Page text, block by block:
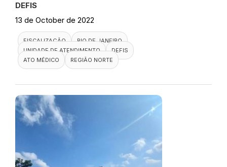
DEFIS
13 de October de 2022
FISCALIZAÇÃO
RIO DE JANEIRO
UNIDADE DE ATENDIMENTO
DEFIS
ATO MÉDICO
REGIÃO NORTE